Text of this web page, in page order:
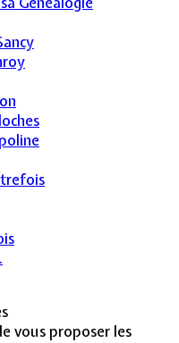
vous proposer les